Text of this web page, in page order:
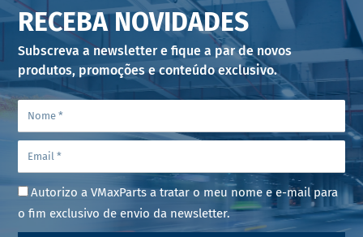
RECEBA NOVIDADES
Subscreva a newsletter e fique a par de novos
produtos, promoções e conteúdo exclusivo.
Autorizo a VMaxParts a tratar o meu nome e e-mail para
o fim exclusivo de envio da newsletter.